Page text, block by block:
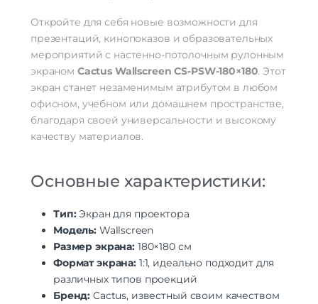
Откройте для себя новые возможности для
презентаций, кинопоказов и образовательных
мероприятий с настенно-потолочным рулонным
экраном Cactus Wallscreen CS-PSW-180×180. Этот
экран станет незаменимым атрибутом в любом
офисном, учебном или домашнем пространстве,
благодаря своей универсальности и высокому
качеству материалов.
Основные характеристики:
Тип:Экран для проектора
Модель: Wallscreen
Размер экрана: 180×180 см
Формат экрана: 1:1, идеально подходит для
различных типов проекций
Бренд: Cactus, известный своим качеством